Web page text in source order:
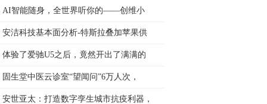
AI智能随身，全世界听你的——创维小
安洁科技基本面分析-特斯拉叠加苹果供
体验了爱驰U5之后，竟然开出了满满的
固生堂中医云诊室“望闻问”6万人次，
安世亚太：打造数字孪生城市抗疫利器，